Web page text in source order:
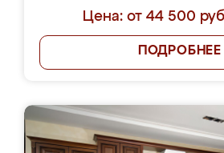
Цена: от 44 500
ПОДРОБНЕЕ